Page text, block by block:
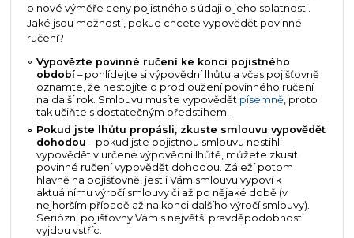
o nové výměře ceny pojistného s údaji o jeho splatnosti.
Jaké jsou možnosti, pokud chcete vypovědět povinné
ručení?
Vypovězte povinné ručení ke konci pojistného
období – pohlídejte si výpovědní lhůtu a včas pojišťovně
oznamte, že nestojíte o prodloužení povinného ručení
na další rok. Smlouvu musíte vypovědět písemně , proto
tak učiňte s dostatečným předstihem.
Pokud jste lhůtu propásli, zkuste smlouvu vypovědět
dohodou – pokud jste pojistnou smlouvu nestihli
vypovědět v určené výpovědní lhůtě, můžete zkusit
povinné ručení vypovědět dohodou. Záleží potom
hlavně na pojišťovně, jestli Vám smlouvu vypoví k
aktuálnímu výročí smlouvy či až po nějaké době (v
nejhorším případě až na konci dalšího výročí smlouvy).
Seriózní pojišťovny Vám s největší pravděpodobností
vyjdou vstříc.